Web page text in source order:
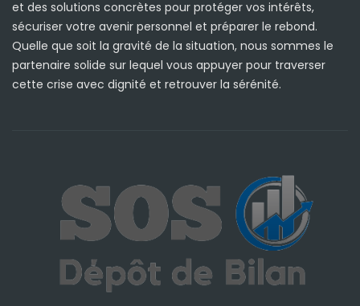
et des solutions concrètes pour protéger vos intérêts,
sécuriser votre avenir personnel et préparer le rebond.
Quelle que soit la gravité de la situation, nous sommes le
partenaire solide sur lequel vous appuyer pour traverser
cette crise avec dignité et retrouver la sérénité.